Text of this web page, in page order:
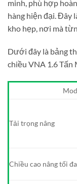
minh, phù hợp
hàng hiện đại. Đây
kho hẹp, nơi mà
Dưới đây là bảng
chiều VNA 1.6
Tải trọng nâng
Chiều cao nâng tối